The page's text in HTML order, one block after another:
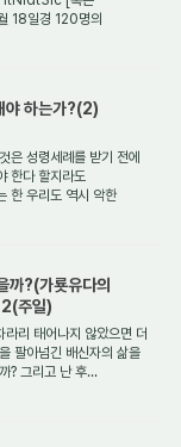
일경 120명의
야 하는가?(2)
은 성령세례를 받기 전에
한다 할지라도
한 우리도 역시 악한
까?(가룟유다의
주일)
리 태어나지 않았으면 더
팔아넘긴 배신자의 삶을
? 그리고 난 후...